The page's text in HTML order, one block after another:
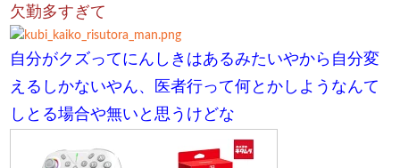
欠勤多すぎて
自分がクズってにんしきはあるみたいやから自分変
えるしかないやん、医者行って何とかしようなんて
しとる場合や無いと思うけどな